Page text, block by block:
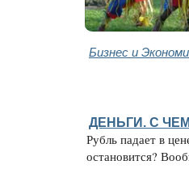
Бизнес и
ДЕНЬГИ. С
Рубль падает в
остановится?